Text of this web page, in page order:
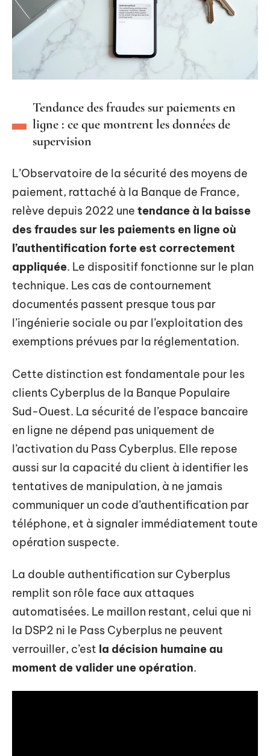
Tendance des fraudes sur paiements en
ligne : ce que montrent les données de
supervision
L’Observatoire de la sécurité des moyens de
paiement, rattaché à la Banque de France,
relève depuis 2022 une tendance à la baisse
des fraudes sur les paiements en ligne où
l’authentification forte est correctement
appliquée. Le dispositif fonctionne sur le plan
technique. Les cas de contournement
documentés passent presque tous par
l’ingénierie sociale ou par l’exploitation des
exemptions prévues par la réglementation.
Cette distinction est fondamentale pour les
clients Cyberplus de la Banque Populaire
Sud-Ouest. La sécurité de l’espace bancaire
en ligne ne dépend pas uniquement de
l’activation du Pass Cyberplus. Elle repose
aussi sur la capacité du client à identifier les
tentatives de manipulation, à ne jamais
communiquer un code d’authentification par
téléphone, et à signaler immédiatement toute
opération suspecte.
La double authentification sur Cyberplus
remplit son rôle face aux attaques
automatisées. Le maillon restant, celui que ni
la DSP2 ni le Pass Cyberplus ne peuvent
verrouiller, c’est la décision humaine au
moment de valider une opération.